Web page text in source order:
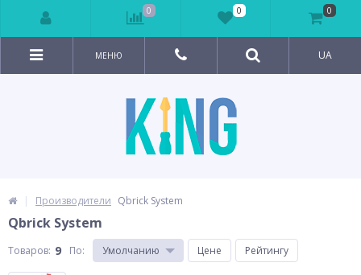
МЕНЮ UA
Производители Qbrick System
Qbrick System
Товаров: 9 По: Умолчанию Цене Рейтингу
0 0 0